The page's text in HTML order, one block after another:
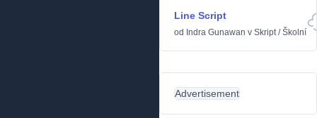
Line Script
od Indra Gunawan v Skript/Školní
Advertisement